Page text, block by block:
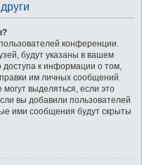
конференции.
будут указаны в вашем
доступа к информации о том,
им личных сообщений.
выделяться, если это
вы добавили пользователей
ими сообщения будут скрыты